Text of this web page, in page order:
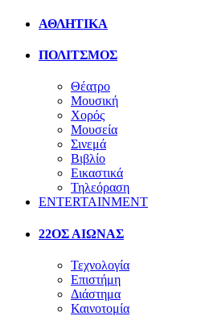
ΑΘΛΗΤΙΚΑ
ΠΟΛΙΤΣΜΟΣ
Θέατρο
Μουσική
Χορός
Μουσεία
Σινεμά
Βιβλίο
Εικαστικά
Τηλεόραση
ENTERTAINMENT
22ΟΣ ΑΙΩΝΑΣ
Τεχνολογία
Επιστήμη
Διάστημα
Καινοτομία